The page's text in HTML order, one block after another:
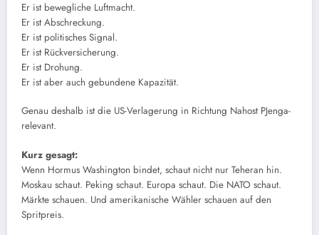
Er ist bewegliche Luftmacht.
Er ist Abschreckung.
Er ist politisches Signal.
Er ist Rückversicherung.
Er ist Drohung.
Er ist aber auch gebundene Kapazität.
Genau deshalb ist die US-Verlagerung in Richtung Nahost PJenga-
relevant.
Kurz gesagt:
Wenn Hormus Washington bindet, schaut nicht nur Teheran hin.
Moskau schaut. Peking schaut. Europa schaut. Die NATO schaut.
Märkte schauen. Und amerikanische Wähler schauen auf den
Spritpreis.